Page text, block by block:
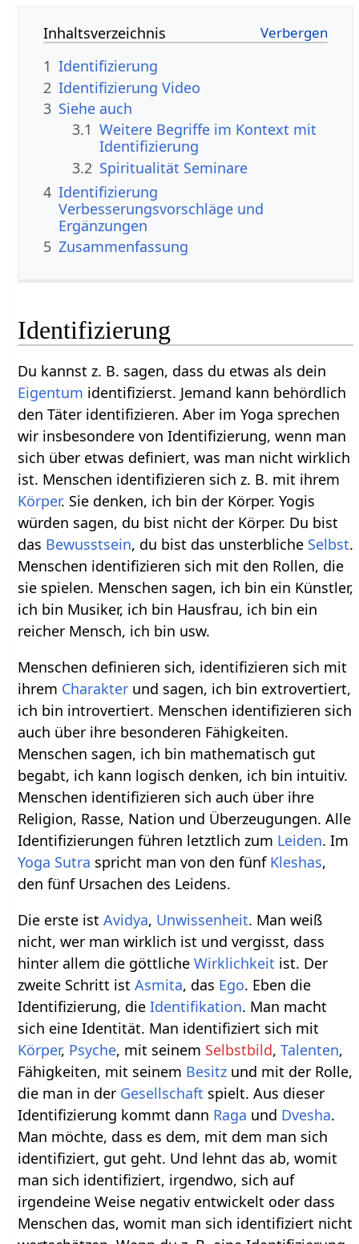
Inhaltsverzeichnis
1 Identifizierung
2
Identifizierung‏‎ Video
3 Siehe auch
3.1 Weitere Begriffe im Kontext mit
3.2 Spiritualität Seminare
4 Identifizierung‏‎
Verbesserungsvorschläge und
Ergänzungen
5 Zusammenfassung
Identifizierung
Du kannst z. B. sagen, dass du etwas als dein
Eigentum identifizierst. Jemand kann behördlich
den Täter identifizieren. Aber im Yoga sprechen
wir insbesondere von Identifizierung, wenn man
sich über etwas definiert, was man nicht wirklich
ist. Menschen identifizieren sich z. B. mit ihrem
Körper. Sie denken, ich bin der Körper. Yogis
würden sagen, du bist nicht der Körper. Du bist
das Bewusstsein, du bist das unsterbliche Selbst.
Menschen identifizieren sich mit den Rollen, die
sie spielen. Menschen sagen, ich bin ein Künstler,
ich bin Musiker, ich bin Hausfrau, ich bin ein
reicher Mensch, ich bin usw.
Menschen definieren sich, identifizieren sich mit
ihrem Charakter und sagen, ich bin extrovertiert,
ich bin introvertiert. Menschen identifizieren sich
auch über ihre besonderen Fähigkeiten.
Menschen sagen, ich bin mathematisch gut
begabt, ich kann logisch denken, ich bin intuitiv.
Menschen identifizieren sich auch über ihre
Religion, Rasse, Nation und Überzeugungen. Alle
Identifizierungen führen letztlich zum Leiden. Im
Yoga Sutra spricht man von den fünf Kleshas,
den fünf Ursachen des Leidens.
Die erste istAvidya, Unwissenheit. Man weiß
nicht, wer man wirklich ist und vergisst, dass
hinter allem die göttlicheWirklichkeit ist. Der
zweite Schritt istAsmita, das Ego. Eben die
Identifizierung, dieIdentifikation. Man macht
sich eine Identität. Man identifiziert sich mit
Körper, Psyche, mit seinem Selbstbild,Talenten,
Fähigkeiten, mit seinem Besitz und mit der Rolle,
die man in der Gesellschaft spielt. Aus dieser
Identifizierung kommt dann Raga und Dvesha.
Man möchte, dass es dem, mit dem man sich
identifiziert, gut geht. Und lehnt das ab, womit
man sich identifiziert, irgendwo, sich auf
irgendeine Weise negativ entwickelt oder dass
Menschen das, womit man sich identifiziert nicht